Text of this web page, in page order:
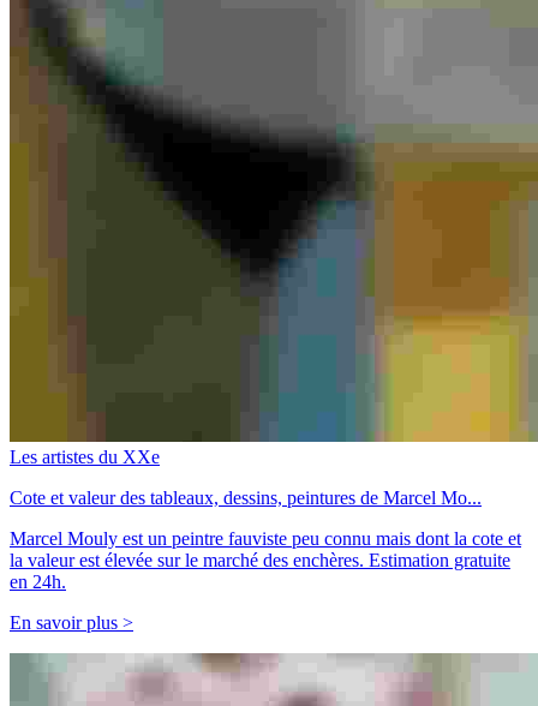
Les artistes du XXe
Cote et valeur des tableaux, dessins, peintures de Marcel Mo...
Marcel Mouly est un peintre fauviste peu connu mais dont la cote et
la valeur est élevée sur le marché des enchères. Estimation gratuite
en 24h.
En savoir plus >